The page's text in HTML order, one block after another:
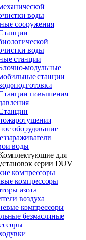
воды
сооружения
воды
станции
модульные
станции
повышения
оборудование
воды
для
серии DUV
компрессоры
компрессоры
азота
воздуха
компрессоры
безмасляные